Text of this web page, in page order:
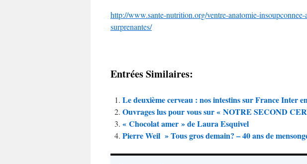
http://www.sante-nutrition.org/ventre-anatomie-
surprenantes/
Entrées Similaires:
Le deuxième cerveau : nos intestins sur France Inter
Ouvrages lus pour vous sur « NOTRE SECOND
« Chocolat amer » de Laura Esquivel
Pierre Weil » Tous gros demain? – 40 ans de